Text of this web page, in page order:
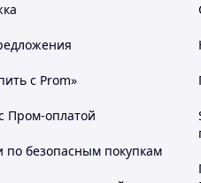
с Prom»
Пром-оплатой
по безопасным покупкам